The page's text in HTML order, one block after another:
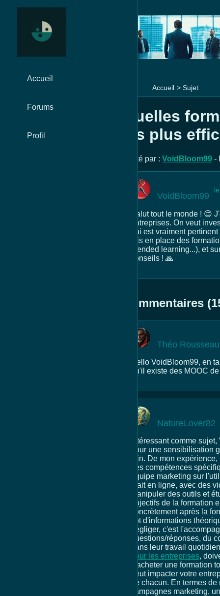
Accueil > Sujet
Accueil
Forums
Profil
Quelles
les plus
Posté par : VoidBloom99 -
VoidBloom99
Salut tout le monde ! 😊
entreprises. On veut
qui est vraiment
mis en place des
blended learning...), et
conseils ! 🙏
Commentaires
Théo Rousseau
Hello VoidBloom99, en
qu'il existe des MOOC
NatureLover82
Intéressant comme
pour une sensibilisation
loin. De mon
des compétences
équipe marketing sur
était en ligne, avec des
manipuler des outils et
objectifs de la formation
concrètement après la
flot d'informations
négliger, c'est
questions/réponses, du
dans leur travail
pour les entreprises,
d'acheter une formation
peut impacter votre
de chacun. En termes
campagnes marketing,